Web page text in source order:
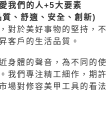
我們的人+5大要素
、舒適、安全、創新)
對於美好事物的堅持，
客戶的生活品質。
身體的聲音，為不同的
我們專注精工細作，期
場對修容美甲工具的看